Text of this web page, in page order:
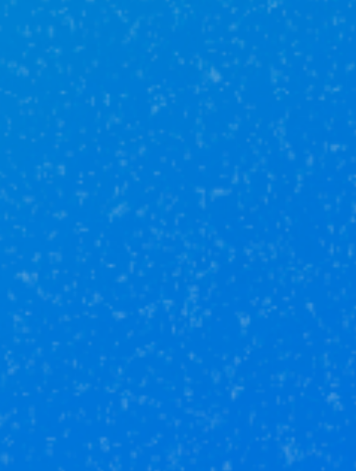
Полисы от ведущих
страховых компаний
Не берем комиссии
за услуги (Сбербанк)
Оперативность и
пунктуальность
Оставить заявку на оформление
страховки